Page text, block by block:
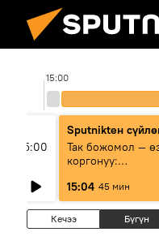
15:00
15:00
Sputnikteн
Так божомол —
коргонуу:
кантип
15:04 45 мин
Кечээ Бүгүн